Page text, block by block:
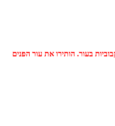
בעור. הותירו את עור הפנים